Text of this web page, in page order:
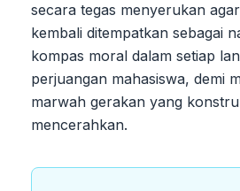
secara tegas menyerukan
kembali ditempatkan sebagai
kompas moral dalam setiap
perjuangan mahasiswa, demi
marwah gerakan yang
mencerahkan.